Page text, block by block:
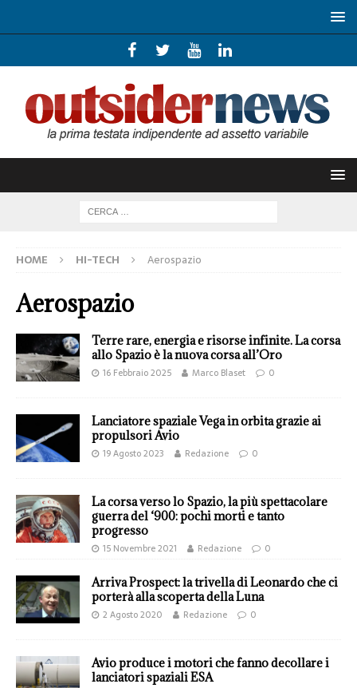
HOME HI-TECH Aerospazio
Aerospazio
Terre rare, energia e risorse infinite. La corsa
allo Spazio è la nuova corsa all’Oro
16 Febbraio 2025 Marco Blaset 0
Lanciatore spaziale Vega in orbita grazie ai
propulsori Avio
19 Agosto 2023 Redazione 0
La corsa verso lo Spazio, la più spettacolare
guerra del ‘900: pochi morti e tanto
progresso
15 Novembre 2021 Redazione 0
Arriva Prospect: la trivella di Leonardo che ci
porterà alla scoperta della Luna
2 Agosto 2020 Redazione 0
Avio produce i motori che fanno decollare i
lanciatori spaziali ESA